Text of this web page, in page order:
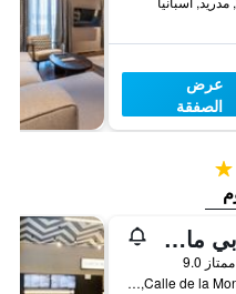
عرض
الصفقة
بي آند بي مادريد سنترو بويرتا ديل سول
ممتاز 9.0
Calle de la Montera 10-12, مدريد, أسبانيا